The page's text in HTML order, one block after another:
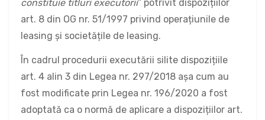
constituie titluri executorii” potrivit dispozițiilor
art. 8 din OG nr. 51/1997 privind operațiunile de
leasing și societățile de leasing.
În cadrul procedurii executării silite dispozițiile
art. 4 alin 3 din Legea nr. 297/2018 așa cum au
fost modificate prin Legea nr. 196/2020 a fost
adoptată ca o normă de aplicare a dispozițiilor art.